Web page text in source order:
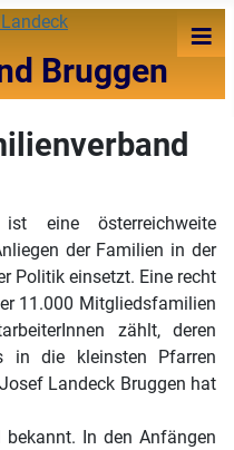
Bruggen
≡
eine österreichweite
der Familien in der
Politik einsetzt. Eine recht
11.000 Mitgliedsfamilien
zählt, deren
in die kleinsten Pfarren
Landeck Bruggen hat
In den Anfängen